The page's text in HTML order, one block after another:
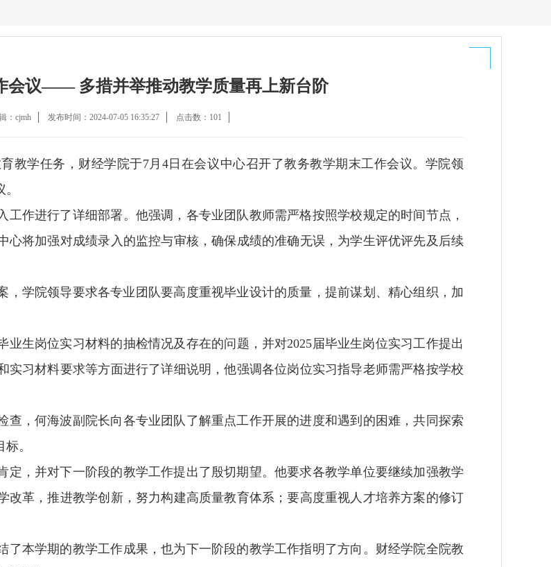
会议—— 多措并举推动教学质量再上新台阶
：cjmh 发布时间：2024-07-05 16:35:27 点击数： 101
教学任务，财经学院于7月4日在会议中心召开了教务教学期末工作会议。学院领
作进行了详细部署。他强调，各专业团队教师需严格按照学校规定的时间节点，
将加强对成绩录入的监控与审核，确保成绩的准确无误，为学生评优评先及后续
，学院领导要求各专业团队要高度重视毕业设计的质量，提前谋划、精心组织，加
业生岗位实习材料的抽检情况及存在的问题，并对2025届毕业生岗位实习工作提出
实习材料要求等方面进行了详细说明，他强调各位岗位实习指导老师需严格按学校
查，何海波副院长向各专业团队了解重点工作开展的进度和遇到的困难，共同探索
。
定，并对下一阶段的教学工作提出了殷切期望。他要求各教学单位要继续加强教学
革，推进教学创新，努力构建高质量教育体系；要高度重视人才培养方案的修订
了本学期的教学工作成果，也为下一阶段的教学工作指明了方向。财经学院全院教